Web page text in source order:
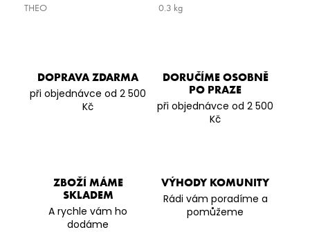
THEO
0.3 kg
DOPRAVA ZDARMA
při objednávce od 2 500
Kč
DORUČÍME OSOBNĚ
PO PRAZE
při objednávce od 2 500
Kč
ZBOŽÍ MÁME
SKLADEM
A rychle vám ho
dodáme
VÝHODY KOMUNITY
Rádi vám poradíme a
pomůžeme